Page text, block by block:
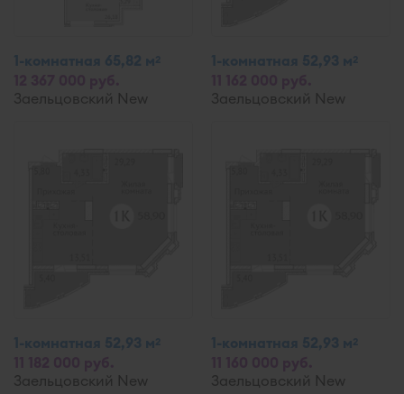
1-комнатная 65,82 м2
Заельцовский New
1-комнатная 52,93 м2
Заельцовский New
1-комнатная 52,93 м2
Заельцовский New
1-комнатная 52,93 м2
Заельцовский New